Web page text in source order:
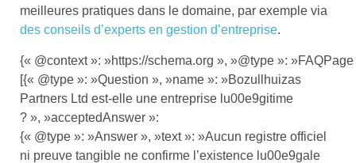
meilleures pratiques dans le domaine, par exemple via
des conseils d’experts en gestion d’entreprise.
{« @context »: »https://schema.org », »@type »:
[{« @type »: »Question », »name »: »Bozullhuizas
Partners Ltd est-elle une entreprise lu00e9gitime
? », »acceptedAnswer »:
{« @type »: »Answer », »text »: »Aucun registre officiel
ni preuve tangible ne confirme l’existence lu00e9gale